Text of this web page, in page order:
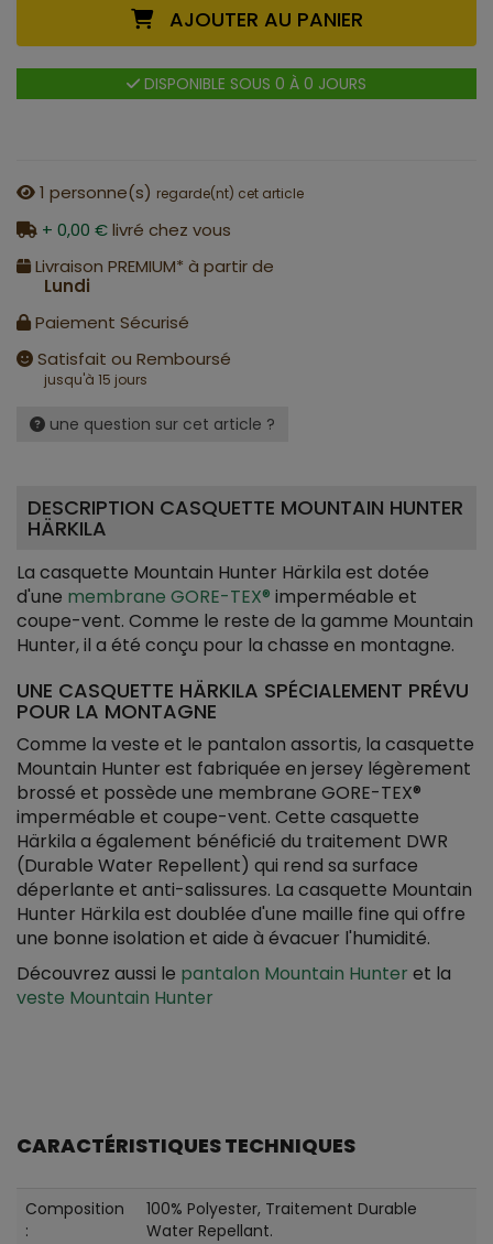
AJOUTER AU PANIER
DISPONIBLE SOUS 0 À 0 JOURS
1 personne(s) regarde(nt) cet article
+ 0,00 €livré chez vous
Livraison PREMIUM* à partir de
Lundi
Paiement Sécurisé
Satisfait ou Remboursé
jusqu'à 15 jours
une question sur cet article ?
DESCRIPTION CASQUETTE MOUNTAIN HUNTER
HÄRKILA
La casquette Mountain Hunter Härkila est dotée
d'une membrane GORE-TEX® imperméable et
coupe-vent. Comme le reste de la gamme Mountain
Hunter, il a été conçu pour la chasse en montagne.
UNE CASQUETTE HÄRKILA SPÉCIALEMENT PRÉVU
POUR LA MONTAGNE
Comme la veste et le pantalon assortis, la casquette
Mountain Hunter est fabriquée en jersey légèrement
brossé et possède une membrane GORE-TEX®
imperméable et coupe-vent. Cette casquette
Härkila a également bénéficié du traitement DWR
(Durable Water Repellent) qui rend sa surface
déperlante et anti-salissures. La casquette Mountain
Hunter Härkila est doublée d'une maille fine qui offre
une bonne isolation et aide à évacuer l'humidité.
Découvrez aussi le pantalon Mountain Hunter et la
veste Mountain Hunter
CARACTÉRISTIQUES TECHNIQUES
Composition
:
100% Polyester, Traitement Durable
Water Repellant.